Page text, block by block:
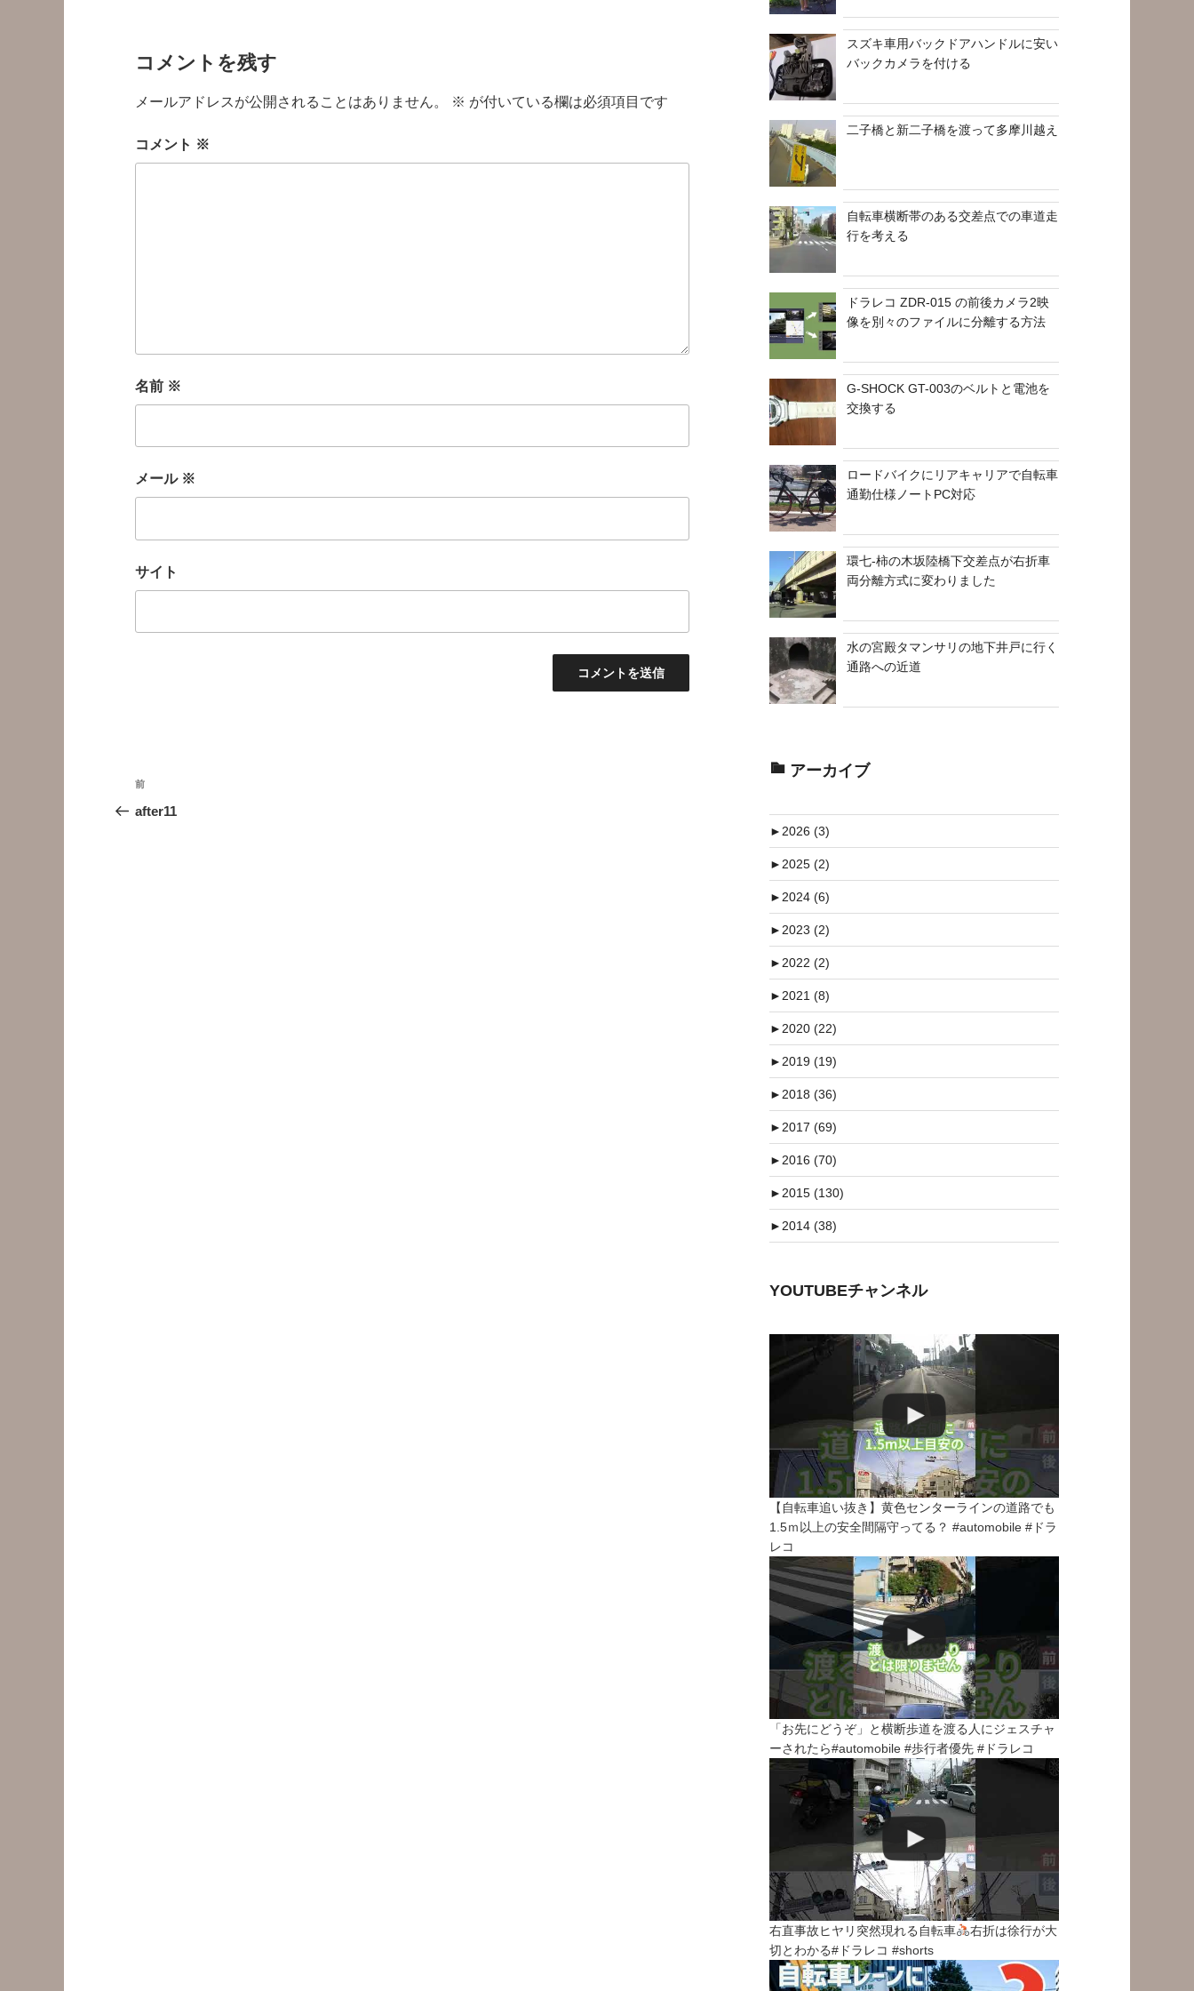
コメントを残す
メールアドレスが公開されることはありません。 ※ が付いている欄は必須項目です
コメント ※
名前 ※
メール ※
サイト
投
稿
前
の
前
after11
スズキ車用バックドアハンドルに安い
バックカメラを付ける
二子橋と新二子橋を渡って多摩川越え
自転車横断帯のある交差点での車道走
行を考える
ドラレコ ZDR-015 の前後カメラ2映
像を別々のファイルに分離する方法
G-SHOCK GT-003のベルトと電池を
交換する
ロードバイクにリアキャリアで自転車
通勤仕様ノートPC対応
環七-柿の木坂陸橋下交差点が右折車
両分離方式に変わりました
水の宮殿タマンサリの地下井戸に行く
通路への近道
アーカイブ
►2026 (3)
►2025 (2)
►2024 (6)
►2023 (2)
►2022 (2)
►2021 (8)
►2020 (22)
►2019 (19)
►2018 (36)
►2017 (69)
►2016 (70)
►2015 (130)
►2014 (38)
YOUTUBEチャンネル
【自転車追い抜き】黄色センターラインの道路でも
1.5ｍ以上の安全間隔守ってる？ #automobile #ドラ
レコ
「お先にどうぞ」と横断歩道を渡る人にジェスチャ
ーされたら#automobile #歩行者優先 #ドラレコ
右直事故ヒヤリ突然現れる自転車
右折は徐行が大
切とわかる#ドラレコ #shorts